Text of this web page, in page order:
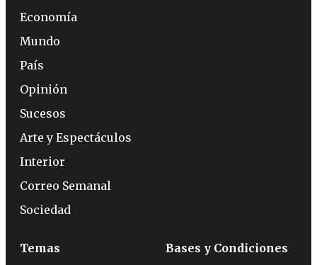
Economía
Mundo
País
Opinión
Sucesos
Arte y Espectáculos
Interior
Correo Semanal
Sociedad
Temas Bases y Condiciones